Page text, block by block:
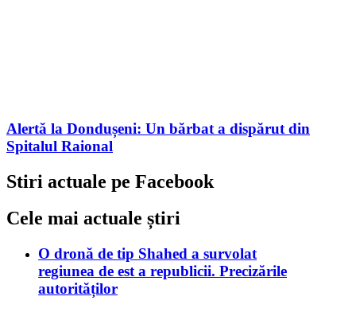
Alertă la Dondușeni: Un bărbat a dispărut din
Spitalul Raional
Stiri actuale pe Facebook
Cele mai actuale știri
O dronă de tip Shahed a survolat
regiunea de est a republicii. Precizările
autorităților